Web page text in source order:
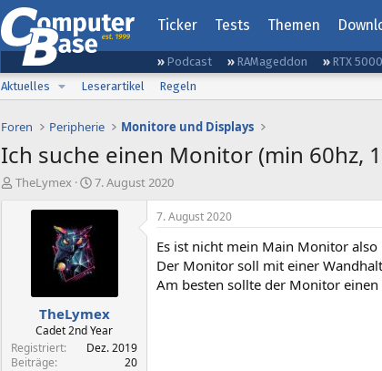
Ticker Tests Themen
Podcast RAMageddon RTX
Aktuelles
Leserartikel Regeln
Foren Peripherie Monitore und Displays
Ich suche einen Monitor (min 60hz,
E
TheLymex
E
s
l
t
a
m
7. August 2020
TheLymex
Cadet 2nd Year
Registriert
Dez. 2019
Beiträge
20
7. August 2020
Es ist nicht mein Main Monitor
Der Monitor soll mit einer
Am besten sollte der Monitor